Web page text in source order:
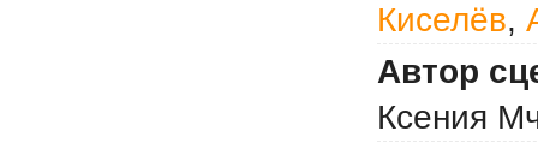
Киселёв,
Автор
Ксения